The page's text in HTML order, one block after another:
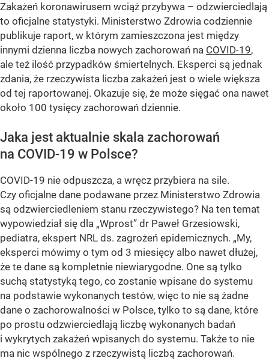
Zakażeń koronawirusem wciąż przybywa – odzwierciedlają
to oficjalne statystyki. Ministerstwo Zdrowia codziennie
publikuje raport, w którym zamieszczona jest między
innymi dzienna liczba nowych zachorowań na COVID-19,
ale też ilość przypadków śmiertelnych. Eksperci są jednak
zdania, że rzeczywista liczba zakażeń jest o wiele większa
od tej raportowanej. Okazuje się, że może sięgać ona nawet
około 100 tysięcy zachorowań dziennie.
Jaka jest aktualnie skala zachorowań
na COVID-19 w Polsce?
COVID-19 nie odpuszcza, a wręcz przybiera na sile.
Czy oficjalne dane podawane przez Ministerstwo Zdrowia
są odzwierciedleniem stanu rzeczywistego? Na ten temat
wypowiedział się dla „Wprost” dr Paweł Grzesiowski,
pediatra, ekspert NRL ds. zagrożeń epidemicznych. „My,
eksperci mówimy o tym od 3 miesięcy albo nawet dłużej,
że te dane są kompletnie niewiarygodne. One są tylko
suchą statystyką tego, co zostanie wpisane do systemu
na podstawie wykonanych testów, więc to nie są żadne
dane o zachorowalności w Polsce, tylko to są dane, które
po prostu odzwierciedlają liczbę wykonanych badań
i wykrytych zakażeń wpisanych do systemu. Także to nie
ma nic wspólnego z rzeczywistą liczbą zachorowań.